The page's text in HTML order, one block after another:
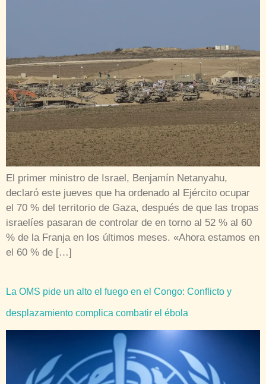
El primer ministro de Israel, Benjamín Netanyahu,
declaró este jueves que ha ordenado al Ejército ocupar
el 70 % del territorio de Gaza, después de que las tropas
israelíes pasaran de controlar de en torno al 52 % al 60
% de la Franja en los últimos meses. «Ahora estamos en
el 60 % de […]
La OMS pide un alto el fuego en el Congo: Conflicto y
desplazamiento complica combatir el ébola